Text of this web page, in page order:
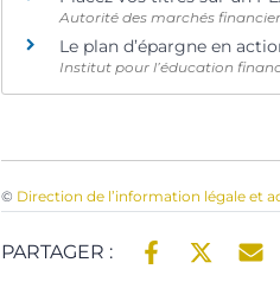
Autorité des marchés
Le plan d’épargne en
Institut pour l’éducation
© Direction de l’information légale et
PARTAGER :